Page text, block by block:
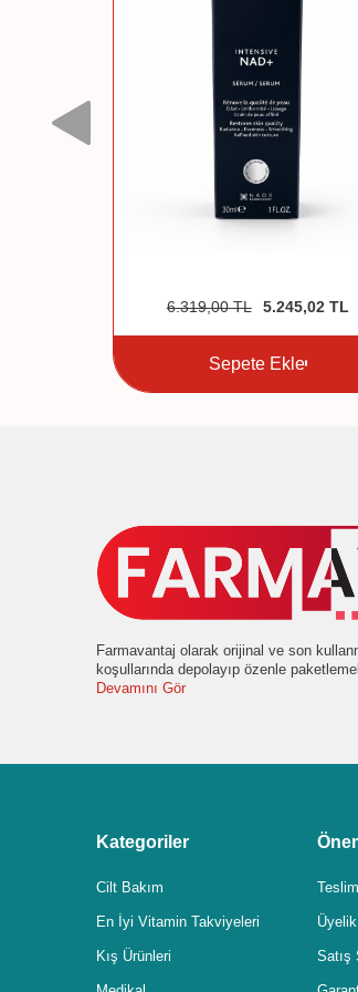
6.319,00TL 5.245,02TL
Sepete Ekle
Farmavantaj olarak orijinal ve son
koşullarında depolayıp özenle
Devamını Gör
Kategoriler
Cilt Bakım
En İyi Vitamin Takviyeleri
Kış Ürünleri Satış